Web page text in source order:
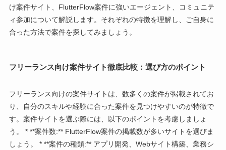
け案件サイト、FlutterFlow案件に強いエージェント、コミュニテ
ィ参加について解説します。それぞれの特徴を理解し、ご自身に
合った方法で案件を探してみましょう。
フリーランス向け案件サイト徹底比較：選び方のポイント
フリーランス向けの案件サイトは、数多くの案件が掲載されてお
り、自分のスキルや経験に合った案件を見つけやすいのが特徴で
す。案件サイトを選ぶ際には、以下のポイントを考慮しましょ
う。 * **案件数:** FlutterFlow案件の掲載数が多いサイトを選びま
しょう。 * **案件の種類:** アプリ開発、Webサイト構築、業務シ